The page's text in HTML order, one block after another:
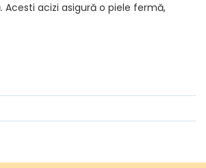
acizi asigură o piele fermă,